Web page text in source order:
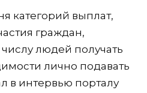
категорий выплат,
граждан,
людей получать
лично подавать
в интервью порталу